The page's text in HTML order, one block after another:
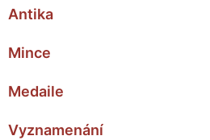
Antika
Mince
Medaile
Vyznamenání